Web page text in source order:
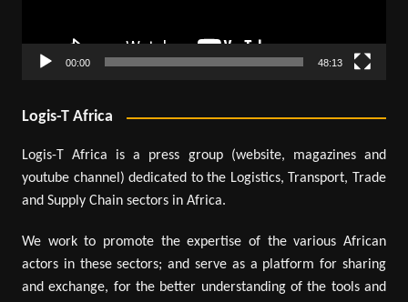
00:00 48:13
Logis-T Africa
Logis-T Africa is a press group (website, magazines and
youtube channel) dedicated to the Logistics, Transport, Trade
and Supply Chain sectors in Africa.
We work to promote the expertise of the various African
actors in these sectors; and serve as a platform for sharing
and exchange, for the better understanding of the tools and